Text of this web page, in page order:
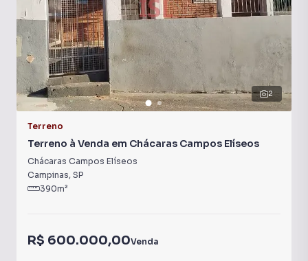
2
Terreno
Terreno à Venda em Chácaras Campos Elíseos
Chácaras Campos Elíseos
Campinas, SP
390m²
R$ 600.000,00Venda